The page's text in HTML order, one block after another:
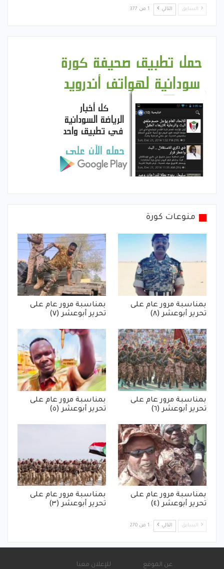
السابق التالي 1 من 377
منوعات كورة
بمناسبة مرور عام على
تحرير أبوعشر (٨)
بمناسبة مرور عام على
تحرير أبوعشر (٧)
بمناسبة مرور عام على
تحرير أبوعشر (٦)
بمناسبة مرور عام على
تحرير أبوعشر (٥)
بمناسبة مرور عام على
تحرير أبوعشر (٤)
بمناسبة مرور عام على
تحرير أبوعشر (٣)
السابق التالي 1 من 270
عن الموقع للإعلان معنا